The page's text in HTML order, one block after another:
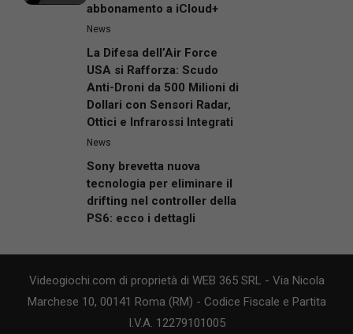
abbonamento a iCloud+
News
La Difesa dell’Air Force
USA si Rafforza: Scudo
Anti-Droni da 500 Milioni di
Dollari con Sensori Radar,
Ottici e Infrarossi Integrati
News
Sony brevetta nuova
tecnologia per eliminare il
drifting nel controller della
PS6: ecco i dettagli
Videogiochi.com di proprietà di WEB 365 SRL - Via Nicola
Marchese 10, 00141 Roma (RM) - Codice Fiscale e Partita
I.V.A. 12279101005